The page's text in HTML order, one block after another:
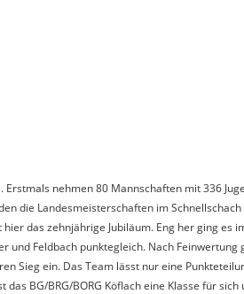
nehmen 80 Mannschaften mit 336
die Landesmeisterschaften im
das zehnjährige Jubiläum. Eng her ging es
und Feldbach punktegleich. Nach
Sieg ein. Das Team lässt nur eine
BG/BRG/BORG Köflach eine Klasse für